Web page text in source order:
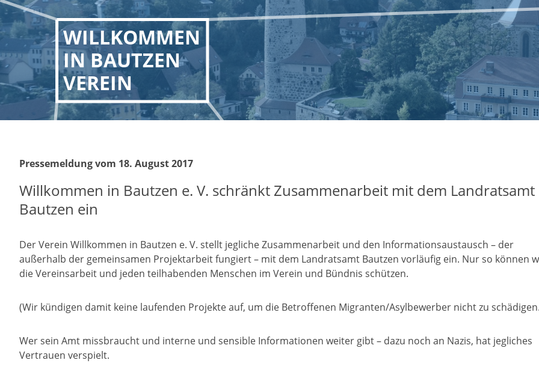
WILLKOMMEN
IN BAUTZEN
VEREIN
Pressemeldung vom 18. August 2017
Willkommen in Bautzen e. V. schränkt Zusammenarbeit mit dem Landratsamt
Bautzen ein
Der Verein Willkommen in Bautzen e. V. stellt jegliche Zusammenarbeit und den Informationsaustausch – der
außerhalb der gemeinsamen Projektarbeit fungiert – mit dem Landratsamt Bautzen vorläufig ein. Nur so können
die Vereinsarbeit und jeden teilhabenden Menschen im Verein und Bündnis schützen.
(Wir kündigen damit keine laufenden Projekte auf, um die Betroffenen Migranten/Asylbewerber nicht zu
Wer sein Amt missbraucht und interne und sensible Informationen weiter gibt – dazu noch an Nazis, hat jegliches
Vertrauen verspielt.